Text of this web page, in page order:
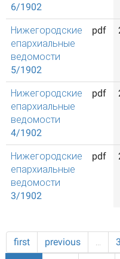
6/1902
Нижегородские
епархиальные
ведомости
5/1902
pdf
Нижегородские
епархиальные
ведомости
4/1902
pdf
Нижегородские
епархиальные
ведомости
3/1902
pdf
first previous …